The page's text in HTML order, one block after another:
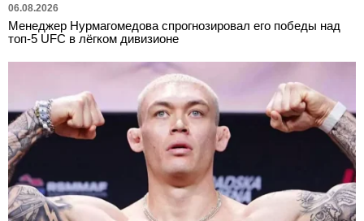
06.08.2026
Менеджер Нурмагомедова спрогнозировал его победы над
топ-5 UFC в лёгком дивизионе